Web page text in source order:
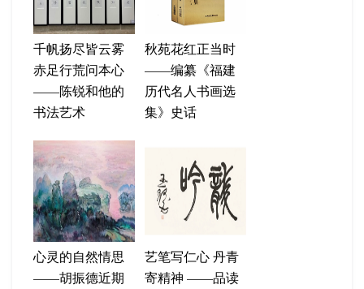
千帆扬尽皆云雾
赤足行荒问本心
——陈锐和他的
书法艺术
秋苑花红正当时
——编纂《福建
历代名人书画选
集》史话
心灵的自然情思
——胡振德近期
艺笔写仁心 丹青
寄精神 ——品读